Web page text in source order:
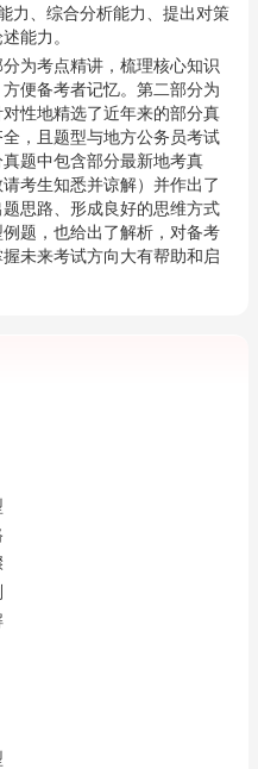
力、综合分析能力、提出对策
能力。
为考点精讲，梳理核心知识
便备考者记忆。第二部分为
性地精选了近年来的部分真
，且题型与地方公务员考试
题中包含部分最新地考真
考生知悉并谅解）并作出了
思路、形成良好的思维方式
题，也给出了解析，对备考
未来考试方向大有帮助和启